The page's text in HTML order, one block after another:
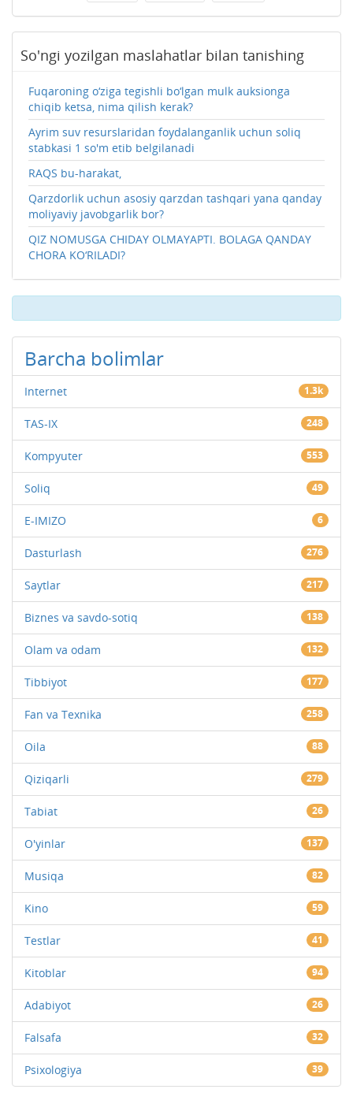
So'ngi yozilgan maslahatlar bilan tanishing
Fuqaroning o‘ziga tegishli bo‘lgan mulk auksionga
chiqib ketsa, nima qilish kerak?
Ayrim suv resurslaridan foydalanganlik uchun soliq
stabkasi 1 so'm etib belgilanadi
RAQS bu-harakat,
Qarzdorlik uchun asosiy qarzdan tashqari yana qanday
moliyaviy javobgarlik bor?
QIZ NOMUSGA CHIDAY OLMAYAPTI. BOLAGA QANDAY
CHORA KO‘RILADI?
Barcha bolimlar
Internet 1.3k
TAS-IX 248
Kompyuter 553
Soliq 49
E-IMIZO 6
Dasturlash 276
Saytlar 217
Biznes va savdo-sotiq 138
Olam va odam 132
Tibbiyot 177
Fan va Texnika 258
Oila 88
Qiziqarli 279
Tabiat 26
O'yinlar 137
Musiqa 82
Kino 59
Testlar 41
Kitoblar 94
Adabiyot 26
Falsafa 32
Psixologiya 39